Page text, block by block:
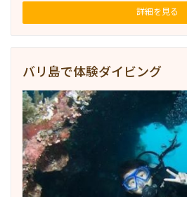
詳細を見る
バリ島で体験ダイビング